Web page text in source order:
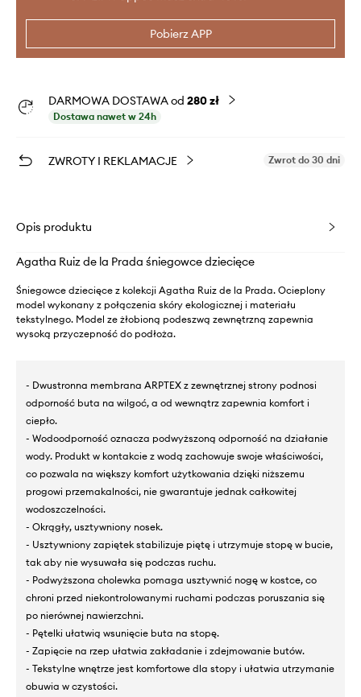
Pobierz APP
DARMOWA DOSTAWA od 280 zł
Dostawa nawet w 24h
ZWROTY I REKLAMACJE Zwrot do 30 dni
Opis produktu
Agatha Ruiz de la Prada śniegowce dziecięce
Śniegowce dziecięce z kolekcji Agatha Ruiz de la Prada. Ocieplony
model wykonany z połączenia skóry ekologicznej i materiału
tekstylnego. Model ze żłobioną podeszwą zewnętrzną zapewnia
wysoką przyczepność do podłoża.
- Dwustronna membrana ARPTEX z zewnętrznej strony podnosi
odporność buta na wilgoć, a od wewnątrz zapewnia komfort i
ciepło.
- Wodoodporność oznacza podwyższoną odporność na działanie
wody. Produkt w kontakcie z wodą zachowuje swoje właściwości,
co pozwala na większy komfort użytkowania dzięki niższemu
progowi przemakalności, nie gwarantuje jednak całkowitej
wodoszczelności.
- Okrągły, usztywniony nosek.
- Usztywniony zapiętek stabilizuje piętę i utrzymuje stopę w bucie,
tak aby nie wysuwała się podczas ruchu.
- Podwyższona cholewka pomaga usztywnić nogę w kostce, co
chroni przed niekontrolowanymi ruchami podczas poruszania się
po nierównej nawierzchni.
- Pętelki ułatwią wsunięcie buta na stopę.
- Zapięcie na rzep ułatwia zakładanie i zdejmowanie butów.
- Tekstylne wnętrze jest komfortowe dla stopy i ułatwia utrzymanie
obuwia w czystości.